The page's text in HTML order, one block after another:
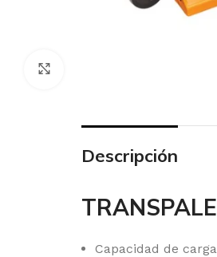
Descripción
Capacidad de carga